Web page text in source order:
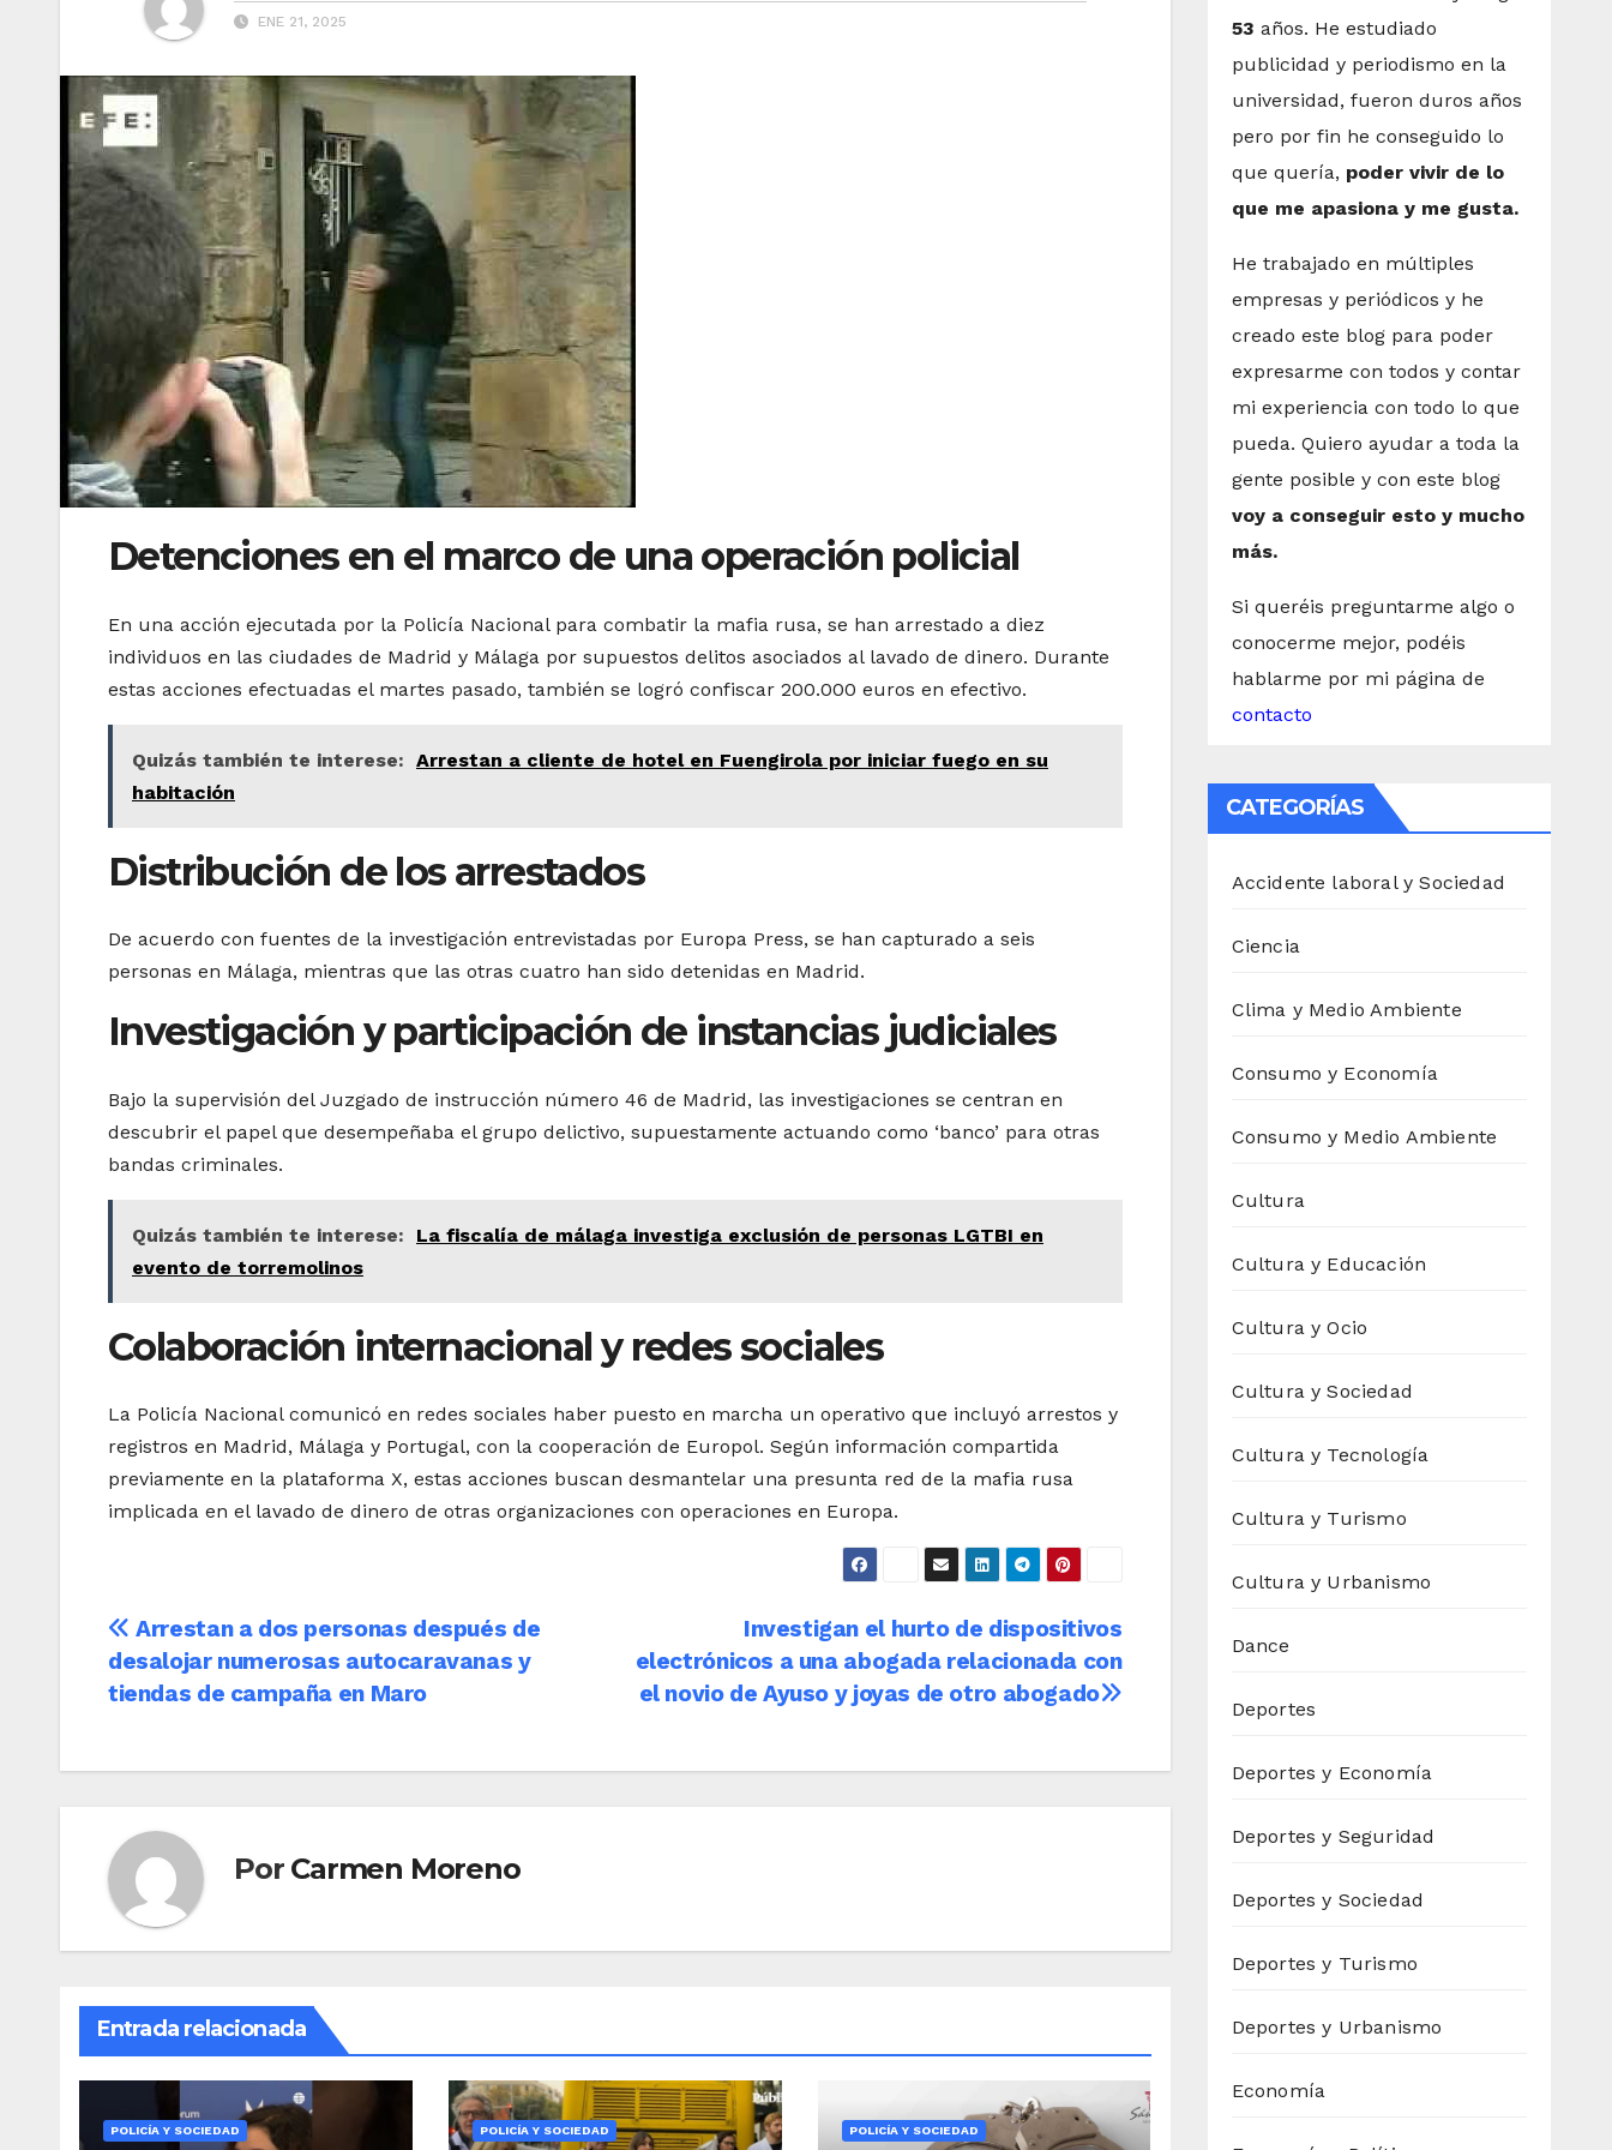
ENE 21, 2025
Detenciones en el marco de una operación policial
En una acción ejecutada por la Policía Nacional para combatir la mafia rusa, se han arrestado a diez
individuos en las ciudades de Madrid y Málaga por supuestos delitos asociados al lavado de dinero. Durante
estas acciones efectuadas el martes pasado, también se logró confiscar 200.000 euros en efectivo.
Quizás también te interese: Arrestan a cliente de hotel en Fuengirola por iniciar fuego en su
habitación
Distribución de los arrestados
De acuerdo con fuentes de la investigación entrevistadas por Europa Press, se han capturado a seis
personas en Málaga, mientras que las otras cuatro han sido detenidas en Madrid.
Investigación y participación de instancias judiciales
Bajo la supervisión del Juzgado de instrucción número 46 de Madrid, las investigaciones se centran en
descubrir el papel que desempeñaba el grupo delictivo, supuestamente actuando como ‘banco’ para otras
bandas criminales.
Quizás también te interese:
La fiscalía de málaga investiga exclusión de personas LGTBI en
evento de torremolinos
Colaboración internacional y redes sociales
La Policía Nacional comunicó en redes sociales haber puesto en marcha un operativo que incluyó arrestos y
registros en Madrid, Málaga y Portugal, con la cooperación de Europol. Según información compartida
previamente en la plataforma X, estas acciones buscan desmantelar una presunta red de la mafia rusa
implicada en el lavado de dinero de otras organizaciones con operaciones en Europa.
Navegación
de
Investigan el hurto de dispositivos
electrónicos a una abogada relacionada con
el novio de Ayuso y joyas de otro abogado
Arrestan a dos personas después de
desalojar numerosas autocaravanas y
tiendas de campaña en Maro
Por Carmen Moreno
Entrada relacionada
POLICÍA Y SOCIEDAD POLICÍA Y SOCIEDAD POLICÍA Y SOCIEDAD
53 años. He estudiado
publicidad y periodismo en la
universidad, fueron duros años
pero por fin he conseguido lo
que quería, poder vivir de lo
que me apasiona y me gusta.
He trabajado en múltiples
empresas y periódicos y he
creado este blog para poder
expresarme con todos y contar
mi experiencia con todo lo que
pueda. Quiero ayudar a toda la
gente posible y con este blog
voy a conseguir esto y mucho
más.
Si queréis preguntarme algo o
conocerme mejor, podéis
hablarme por mi página de
contacto
CATEGORÍAS
Accidente laboral y Sociedad
Ciencia
Clima y Medio Ambiente
Consumo y Economía
Consumo y Medio Ambiente
Cultura
Cultura y Educación
Cultura y Ocio
Cultura y Sociedad
Cultura y Tecnología
Cultura y Turismo
Cultura y Urbanismo
Dance
Deportes
Deportes y Economía
Deportes y Seguridad
Deportes y Sociedad
Deportes y Turismo
Deportes y Urbanismo
Economía